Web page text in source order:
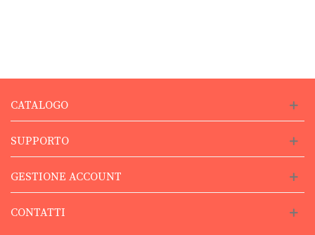
CATALOGO
SUPPORTO
GESTIONE ACCOUNT
CONTATTI